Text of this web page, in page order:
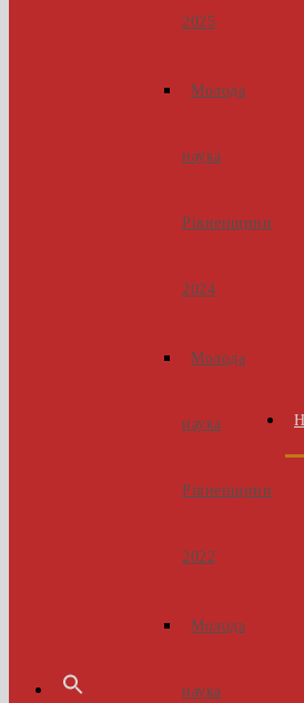
2025
Молода
наука
Рівненщини
2024
Молода
наука
Рівненщини
2022
Молода
наука